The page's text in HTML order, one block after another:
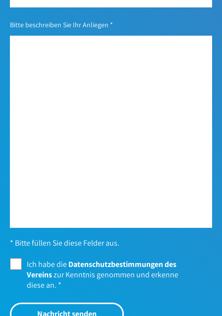
Bitte beschreiben Sie Ihr Anliegen *
* Bitte füllen Sie diese Felder aus.
Ich habe dieDatenschutzbestimmungen des
Vereinszur Kenntnis genommen und erkenne
diese an. *
Nachricht senden